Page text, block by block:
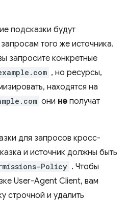
подсказки будут
того же источника.
запросите конкретные
, но ресурсы,
находятся на
они не получат
для запросов кросс-
и источник должны быть
Policy . Чтобы
User-Agent Client, вам
строчной и удалить